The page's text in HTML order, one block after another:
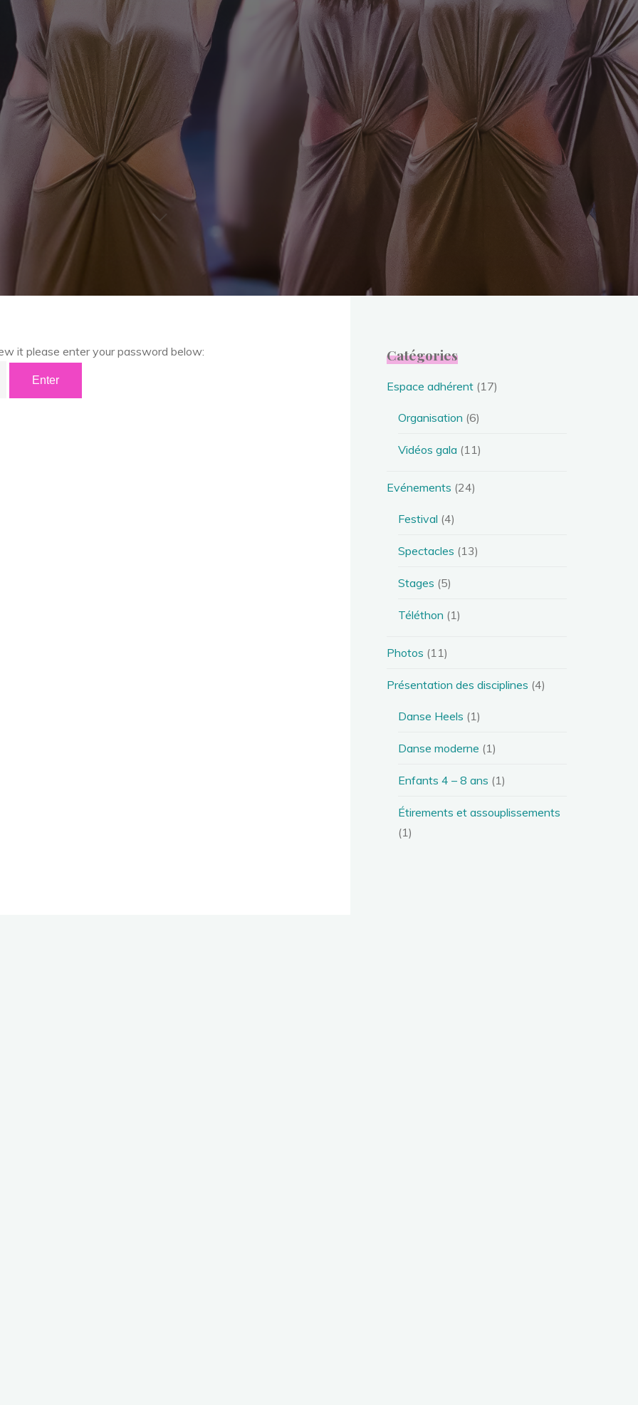
it please enter your password below: Catégories
Espace adhérent (17)
Organisation (6)
Vidéos gala (11)
Evénements (24)
Festival (4)
Spectacles (13)
Stages (5)
Téléthon (1)
Photos (11)
Présentation des disciplines (4)
Danse Heels (1)
Danse moderne (1)
Enfants 4 – 8 ans (1)
Étirements et assouplissements
(1)